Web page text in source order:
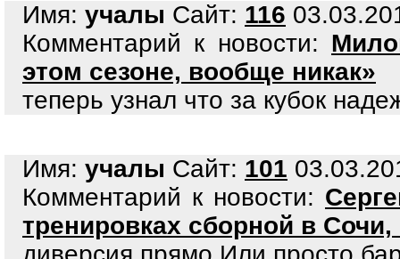
Имя: учалы Сайт: 116
Комментарий к новости:
этом сезоне, вообще никак»
теперь узнал что за кубок
Имя: учалы Сайт: 101
Комментарий к новости:
тренировках сборной в